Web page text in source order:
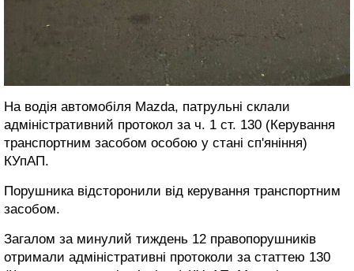
На водія автомобіля Mazda, патрульні склали
адміністративний протокол за ч. 1 ст. 130 (Керування
транспортним засобом особою у стані сп'яніння)
КУпАП.
Порушника відсторонили від керування транспортним
засобом.
Загалом за минулий тиждень 12 правопорушників
отримали адміністративні протоколи за статтею 130